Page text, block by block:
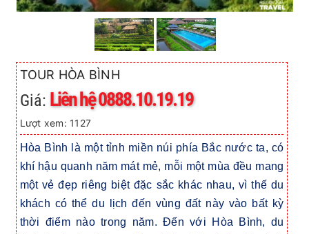
TOUR HÒA BÌNH
Giá: Liên hệ 0888.10.19.19
Lượt xem: 1127
Hòa Bình là một tỉnh miền núi phía Bắc nước ta, có
khí hậu quanh năm mát mẻ, mỗi một mùa đều mang
một vẻ đẹp riêng biệt đặc sắc khác nhau, vì thế du
khách có thể du lịch đến vùng đất này vào bất kỳ
thời điểm nào trong năm. Đến với Hòa Bình, du